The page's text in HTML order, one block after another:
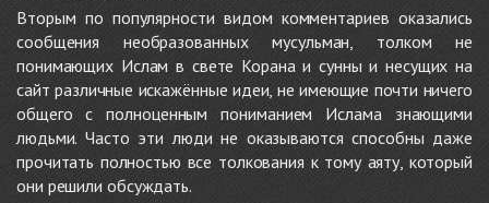
Вторым по популярности видом комментариев оказались
сообщения необразованных мусульман, толком не
понимающих Ислам в свете Корана и сунны и несущих на
сайт различные искажённые идеи, не имеющие почти ничего
общего с полноценным пониманием Ислама знающими
людьми. Часто эти люди не оказываются способны даже
прочитать полностью все толкования к тому аяту, который
они решили обсуждать.